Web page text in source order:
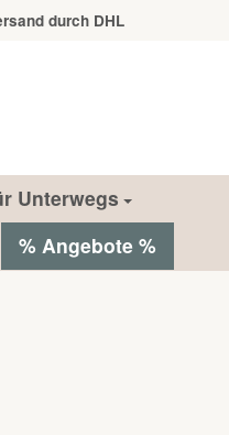
durch DHL
Unterwegs
% Angebote %